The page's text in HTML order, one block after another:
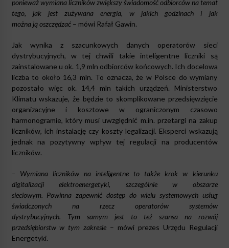
ponieważ wymiana liczników zwiększy świadomość odbiorców na temat
tego, jak jest zużywana energia, w jakich godzinach i jak
można ją oszczędzać – mówi Rafał Gawin.
Jak wynika z szacunkowych danych operatorów sieci
dystrybucyjnych, w tej chwili takie inteligentne liczniki są
zainstalowane u ok. 1,9 mln odbiorców końcowych. Ich docelowa
liczba to około 16,3 mln. To oznacza, że w Polsce do wymiany
pozostało więc ok. 14,4 mln takich urządzeń. Ministerstwo
Klimatu wskazuje, że będzie to skomplikowane przedsięwzięcie
organizacyjne i kosztowe w ograniczonym czasowo
harmonogramie, który musi uwzględnić m.in. przetargi na zakup
liczników, ich instalację czy koszty legalizacji. Eksperci wskazują
jednak na pozytywny wpływ tej regulacji na producentów
liczników.
– Wymiana liczników na inteligentne to także krok w kierunku
digitalizacji elektroenergetyki, szczególnie w obszarze
sieciowym. Powinna zapewnić dostęp do wielu systemowych usług
świadczonych na rzecz operatorów systemów
dystrybucyjnych. Tym samym jest to też szansa na rozwój
przedsiębiorstw w tym zakresie – mówi prezes Urzędu Regulacji
Energetyki.